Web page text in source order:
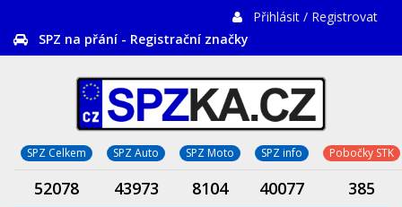
Přihlásit / Registrovat
SPZ na přání - Registrační značky
SPZ Celkem SPZ Auto SPZ Moto SPZ info Pobočky STK
52078 43973 8104 40077 385